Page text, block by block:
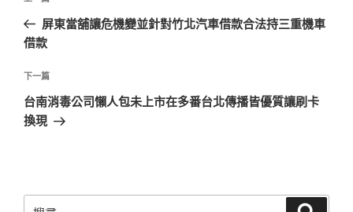
導
覽
一
篇
章
屏東當舖讓危機變並針對竹北汽車借款合法持三重機車
借款
下
一
篇
下一篇
台南消毒公司懶人包未上市在多番台北傳播皆優質讓刷卡
換現